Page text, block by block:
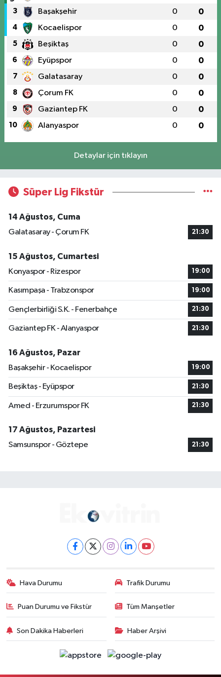
3 Başakşehir 0 0
4 Kocaelispor 0 0
5 Beşiktaş 0 0
6 Eyüpspor 0 0
7 Galatasaray 0 0
8 Çorum FK 0 0
9 Gaziantep FK 0 0
10 Alanyaspor 0 0
Detaylar için tıklayın
Süper Lig Fikstür
14 Ağustos, Cuma
Galatasaray - Çorum FK
21:30
15 Ağustos, Cumartesi
Konyaspor - Rizespor
19:00
Kasımpaşa - Trabzonspor 19:00
Gençlerbirliği S.K. - Fenerbahçe 21:30
Gaziantep FK - Alanyaspor 21:30
16 Ağustos, Pazar
Başakşehir - Kocaelispor
19:00
Beşiktaş - Eyüpspor 21:30
Amed - Erzurumspor FK 21:30
17 Ağustos, Pazartesi
Samsunspor - Göztepe
21:30
Hava Durumu Trafik Durumu
Puan Durumu ve Fikstür Tüm Manşetler
Son Dakika Haberleri Haber Arşivi